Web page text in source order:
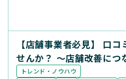
【店舗事業者必見】 口
せんか？ ～店舗改善につ
トレンド・ノウハウ